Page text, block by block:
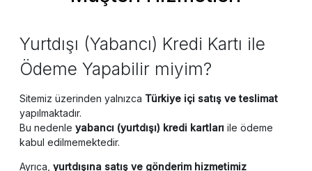
Yurtdışı (Yabancı) Kredi Kartı ile
Ödeme Yapabilir miyim?
Sitemiz üzerinden yalnızca Türkiye içi satış ve teslimat
yapılmaktadır.
Bu nedenle yabancı (yurtdışı) kredi kartları ile ödeme
kabul edilmemektedir.
Ayrıca, yurtdışına satış ve gönderim hizmetimiz